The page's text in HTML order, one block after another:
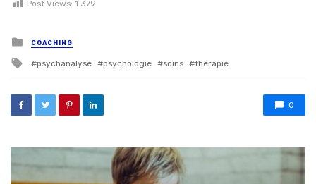
Post Views: 1 379
Posted in
COACHING
Tagged with
psychanalyse psychologie soins therapie
0